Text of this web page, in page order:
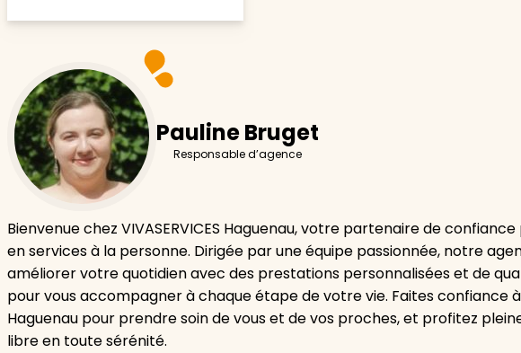
Pauline Bruget
Responsable d’agence
Bienvenue chez VIVASERVICES Haguenau, votre partenaire de
en services à la personne. Dirigée par une équipe passionnée, notre
améliorer votre quotidien avec des prestations personnalisées et de
pour vous accompagner à chaque étape de votre vie. Faites confiance à
Haguenau pour prendre soin de vous et de vos proches, et profitez
libre en toute sérénité.